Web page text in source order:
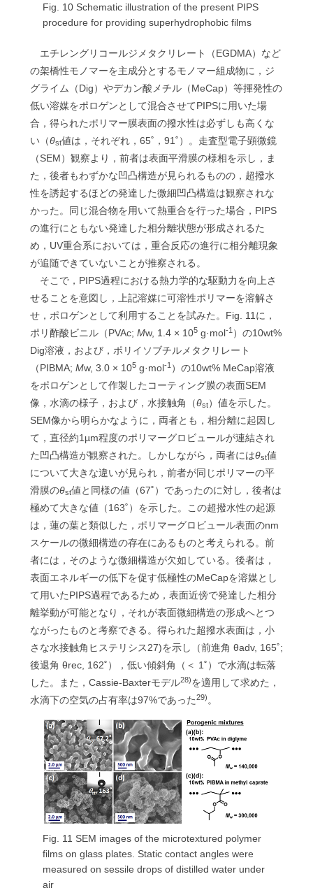
Fig. 10 Schematic illustration of the present PIPS
procedure for providing superhydrophobic films
エチレングリコールジメタクリレート（EGDMA）など
の架橋性モノマーを主成分とするモノマー組成物に，ジ
グライム（Dig）やデカン酸メチル（MeCap）等揮発性の
低い溶媒をポロゲンとして混合させてPIPSに用いた場
合，得られたポリマー膜表面の撥水性は必ずしも高くな
い（θst値は，それぞれ，65˚，91˚）。走査型電子顕微鏡
（SEM）観察より，前者は表面平滑膜の様相を示し，ま
た，後者もわずかな凹凸構造が見られるものの，超撥水
性を誘起するほどの発達した微細凹凸構造は観察されな
かった。同じ混合物を用いて熱重合を行った場合，PIPS
の進行にともない発達した相分離状態が形成されるた
め，UV重合系においては，重合反応の進行に相分離現象
が追随できていないことが推察される。
そこで，PIPS過程における熱力学的な駆動力を向上さ
せることを意図し，上記溶媒に可溶性ポリマーを溶解さ
せ，ポロゲンとして利用することを試みた。Fig. 11に，
ポリ酢酸ビニル（PVAc; Mw, 1.4 × 105g·mol-1）の10wt%
Dig溶液，および，ポリイソブチルメタクリレート
（PIBMA; Mw, 3.0 × 105g·mol-1）の10wt% MeCap溶液
をポロゲンとして作製したコーティング膜の表面SEM
像，水滴の様子，および，水接触角（θst）値を示した。
SEM像から明らかなように，両者とも，相分離に起因し
て，直径約1µm程度のポリマーグロビュールが連結され
た凹凸構造が観察された。しかしながら，両者にはθst値
について大きな違いが見られ，前者が同じポリマーの平
滑膜のθst値と同様の値（67˚）であったのに対し，後者は
極めて大きな値（163˚）を示した。この超撥水性の起源
は，蓮の葉と類似した，ポリマーグロビュール表面のnm
スケールの微細構造の存在にあるものと考えられる。前
者には，そのような微細構造が欠如している。後者は，
表面エネルギーの低下を促す低極性のMeCapを溶媒とし
て用いたPIPS過程であるため，表面近傍で発達した相分
離挙動が可能となり，それが表面微細構造の形成へとつ
ながったものと考察できる。得られた超撥水表面は，小
さな水接触角ヒステリシス27)を示し（前進角 θadv, 165˚;
後退角 θrec, 162˚），低い傾斜角（＜ 1˚）で水滴は転落
した。また，Cassie-Baxterモデル28)を適用して求めた，
水滴下の空気の占有率は97%であった29) 。
Fig. 11 SEM images of the microtextured polymer
films on glass plates. Static contact angles were
measured on sessile drops of distilled water under
air